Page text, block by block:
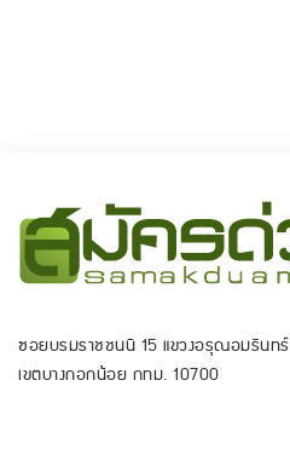
ซอยบรมราชชนนี 15 แขวงอรุณอมรินทร์
เขตบางกอกน้อย กทม. 10700